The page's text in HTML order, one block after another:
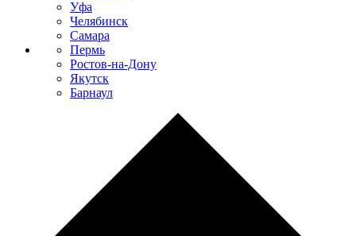
Уфа
Челябинск
Самара
Пермь
Ростов-на-Дону
Якутск
Барнаул